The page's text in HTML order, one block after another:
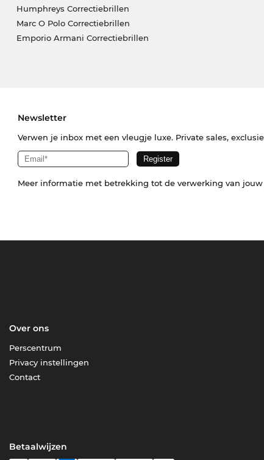
Humphreys Correctiebrillen
Marc O Polo Correctiebrillen
Emporio Armani Correctiebrillen
Newsletter
Verwen je inbox met een vleugje luxe. Private sales,
Meer informatie met betrekking tot de verwerking van
Over ons
Perscentrum
Privacy instellingen
Contact
Betaalwijzen